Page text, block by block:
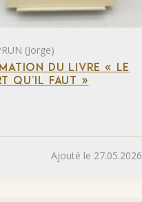
(Jorge)
DU LIVRE « LE
QU’IL FAUT »
Ajouté le 27.05.2026